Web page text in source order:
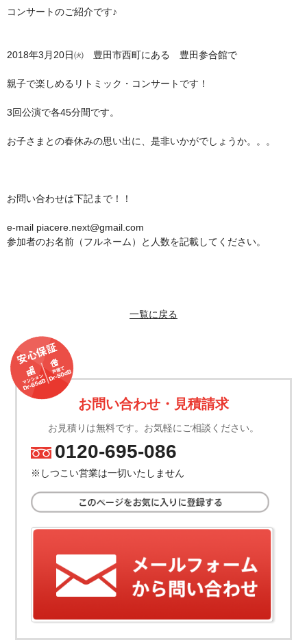
コンサートのご紹介です♪
2018年3月20日㈫ 豊田市西町にある 豊田参合館で
親子で楽しめるリトミック・コンサートです！
3回公演で各45分間です。
お子さまとの春休みの思い出に、是非いかがでしょうか。。。
お問い合わせは下記まで！！
e-mail piacere.next@gmail.com
参加者のお名前（フルネーム）と人数を記載してください。
一覧に戻る
お問い合わせ・見積請求
お見積りは無料です。お気軽にご相談ください。
TEL.
0120-695-086
※しつこい営業は一切いたしません